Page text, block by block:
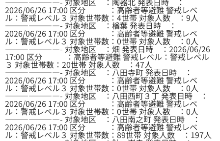
2026/06/26 17:00 区分 ：高齢者等避難 警戒レベ
ル：警戒レベル３ 対象世帯数：4世帯 対象人数 ：9人
———————- 対象地区 ：楢葉 発表日時 ：
2026/06/26 17:00 区分 ：高齢者等避難 警戒レベ
ル：警戒レベル３ 対象世帯数：0世帯 対象人数 ：0人
———————- 対象地区 ：畑 発表日時 ：2026/06/26
17:00 区分 ：高齢者等避難 警戒レベル：警戒レベル
３ 対象世帯数：20世帯 対象人数 ：47人
———————- 対象地区 ：八田寺町 発表日時 ：
2026/06/26 17:00 区分 ：高齢者等避難 警戒レベ
ル：警戒レベル３ 対象世帯数：0世帯 対象人数 ：0人
———————- 対象地区 ：八田西町３丁 発表日時 ：
2026/06/26 17:00 区分 ：高齢者等避難 警戒レベ
ル：警戒レベル３ 対象世帯数：0世帯 対象人数 ：0人
———————- 対象地区 ：八田南之町 発表日時 ：
2026/06/26 17:00 区分 ：高齢者等避難 警戒レベ
ル：警戒レベル３ 対象世帯数：89世帯 対象人数 ：197人